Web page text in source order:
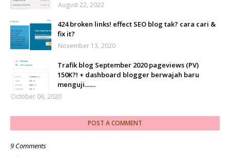
August 22, 2022
424 broken links! effect SEO blog tak? cara cari &
fix it?
November 13, 2020
Trafik blog September 2020 pageviews (PV)
150K?! + dashboard blogger berwajah baru
menguji.......
October 06, 2020
POST A COMMENT
9 Comments